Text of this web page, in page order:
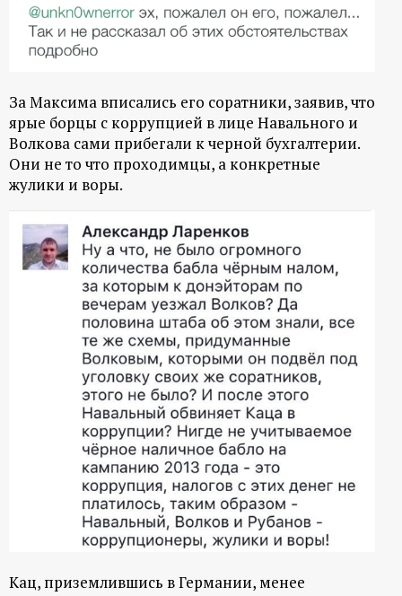
За Максима вписались его соратники, заявив, что
ярые борцы с коррупцией в лице Навального и
Волкова сами прибегали к черной бухгалтерии.
Они не то что проходимцы, а конкретные
жулики и воры.
Кац, приземлившись в Германии, менее